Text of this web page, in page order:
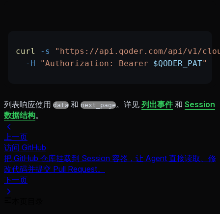
curl -s
"https://api.qoder.com/api/v1/
  -H
"Authorization: Bearer $QODER_PAT"
列表响应使用 data 和 next_page。详见 列出事件和 Session
数据结构。
上一页
访问 GitHub
把 GitHub 仓库挂载到 Session 容器，让 Agent 直接读取、修
改代码并提交 Pull Request。
下一页